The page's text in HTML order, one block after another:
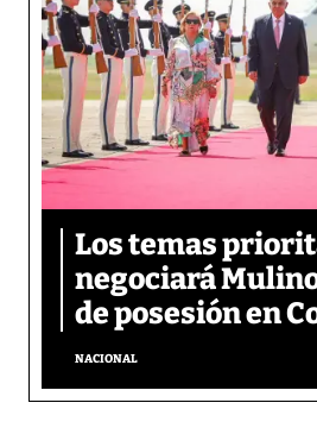
Los temas
negociará
de posesión en
NACIONAL